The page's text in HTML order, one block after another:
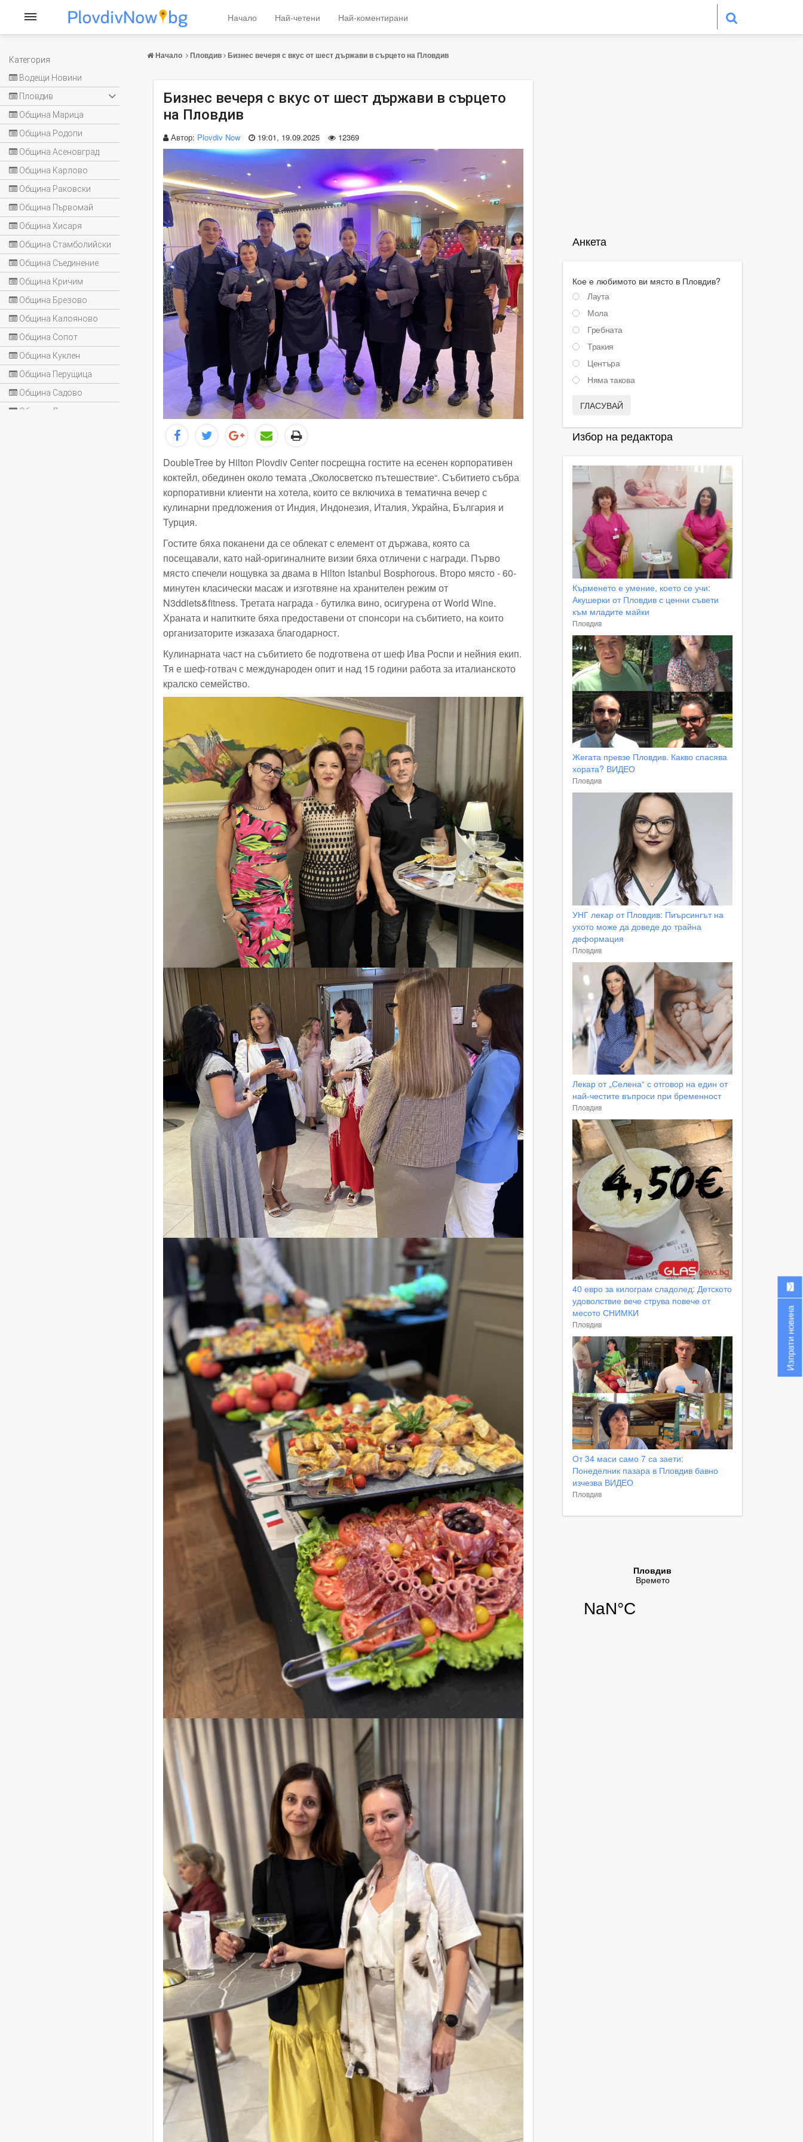
Категория
Водещи Новини
Пловдив
Община Марица
Община Родопи
Община Асеновград
Община Карлово
Община Раковски
Община Първомай
Община Хисаря
Община Стамболийски
Община Съединение
Община Кричим
Община Брезово
Община Калояново
Община Сопот
Община Куклен
Община Перущица
Община Садово
Община Лъки
Начало Най-четени Най-коментирани
Начало Пловдив Бизнес вечеря с вкус от шест държави в сърцето на Пловдив
Бизнес вечеря с вкус от шест държави в сърцето
на Пловдив
Автор: Plovdiv Now 19:01, 19.09.2025 12369
DoubleTree by Hilton Plovdiv Center посрещна гостите на есенен корпоративен
коктейл, обединен около темата „Околосветско пътешествие“. Събитието събра
корпоративни клиенти на хотела, които се включиха в тематична вечер с
кулинарни предложения от Индия, Индонезия, Италия, Украйна, България и
Турция.
Гостите бяха поканени да се облекат с елемент от държава, която са
посещавали, като най-оригиналните визии бяха отличени с награди. Първо
място спечели нощувка за двама в Hilton Istanbul Bosphorous. Второ място - 60-
минутен класически масаж и изготвяне на хранителен режим от
N3ddiets&fitness. Третата награда - бутилка вино, осигурена от World Wine.
Храната и напитките бяха предоставени от спонсори на събитието, на които
организаторите изказаха благодарност.
Кулинарната част на събитието бе подготвена от шеф Ива Роспи и нейния екип.
Тя е шеф-готвач с международен опит и над 15 години работа за италианското
кралско семейство.
Анкета
Кое е любимото ви място в Пловдив?
Лаута
Мола
Гребната
Тракия
Центъра
Няма такова
ГЛАСУВАЙ
Избор на редактора
Кърменето е умение, което се учи:
Акушерки от Пловдив с ценни съвети
към младите майки
Пловдив
Жегата превзе Пловдив. Какво спасява
хората? ВИДЕО
Пловдив
УНГ лекар от Пловдив: Пиърсингът на
ухото може да доведе до трайна
деформация
Пловдив
Лекар от „Селена“ с отговор на един от
най-честите въпроси при бременност
Пловдив
40 евро за килограм сладолед: Детското
удоволствие вече струва повече от
месото СНИМКИ
Пловдив
От 34 маси само 7 са заети:
Понеделник пазара в Пловдив бавно
изчезва ВИДЕО
Пловдив
Изпрати новина